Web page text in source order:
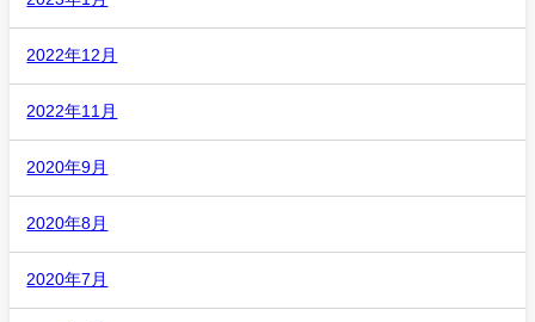
2022年12月
2022年11月
2020年9月
2020年8月
2020年7月